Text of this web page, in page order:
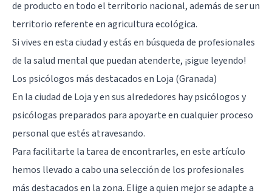
de producto en todo el territorio nacional, además de ser un
territorio referente en agricultura ecológica.
Si vives en esta ciudad y estás en búsqueda de profesionales
de la salud mental que puedan atenderte, ¡sigue leyendo!
Los psicólogos más destacados en Loja (Granada)
En la ciudad de Loja y en sus alrededores hay psicólogos y
psicólogas preparados para apoyarte en cualquier proceso
personal que estés atravesando.
Para facilitarte la tarea de encontrarles, en este artículo
hemos llevado a cabo una selección de los profesionales
más destacados en la zona. Elige a quien mejor se adapte a